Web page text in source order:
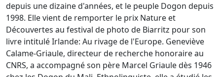
depuis une dizaine d'années, et le peuple Dogon depuis
1998. Elle vient de remporter le prix Nature et
Découvertes au festival de photo de Biarritz pour son
livre intitulé Irlande: Au rivage de l'Europe. Geneviève
Calame-Griaule, directeur de recherche honoraire au
CNRS, a accompagné son père Marcel Griaule dès 1946